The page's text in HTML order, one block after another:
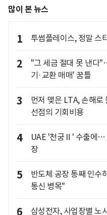
많이 본 뉴스
1 투썸플레이스, 정말 스
2
"그 세금 절대 못 낸다
기·교환 매매' 꿈틀
3
먼저 맺은 LTA, 손해
선점의 기회비용
4
UAE '천궁Ⅱ' 수출에…
장
5
반도체 공장 통째 인
통신 병목"
6
삼성전자, 사업장별 노